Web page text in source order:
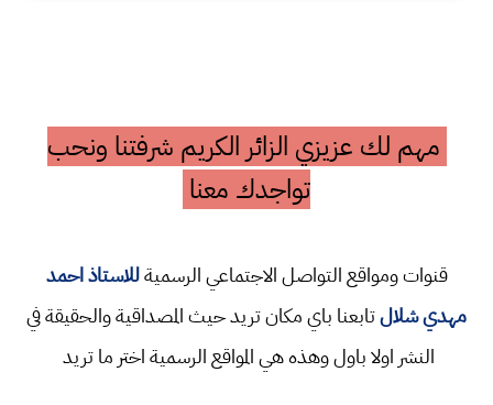
مهم لك عزيزي الزائر الكريم شرفتنا ونحب
تواجدك معنا
قنوات ومواقع التواصل الاجتماعي الرسميةللاستاذ احمد
مهدي شلالتابعنا باي مكان تريد حيث المصداقية والحقيقة في
النشر اولا باول وهذه هي المواقع الرسمية اختر ما تريد